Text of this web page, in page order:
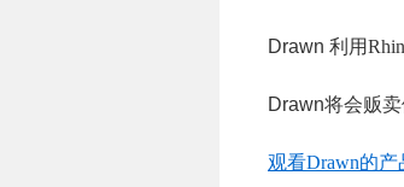
Drawn 利用
Drawn将会贩
观看Drawn的产